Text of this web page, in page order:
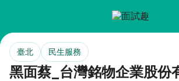
黑面蔡_台灣銘物企業股份
臺北 民生服務